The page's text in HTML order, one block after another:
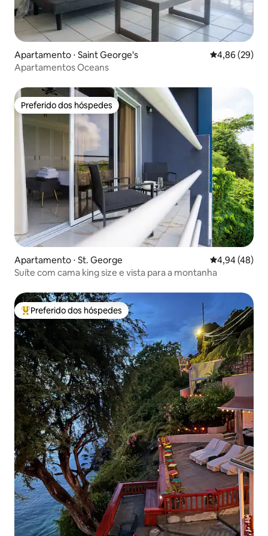
Apartamento ⋅ Saint George's 4,86 de uma
4,86 (29)
Apartamentos Oceans
Preferido dos hóspedes
Preferido dos hóspedes
Apartamento ⋅ St. George 4,94 de uma
4,94 (48)
Suíte com cama king size e vista para a montanha
Entre os melhores preferidos dos hóspedes
Preferido dos hóspedes